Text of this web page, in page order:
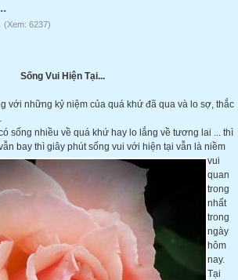
(Xem: 6237)
Sống Vui Hiện Tại...
với những kỷ niệm của quá khứ đã qua và lo sợ, thắc
sống nhiều về quá khứ hay lo lắng về tương lai ... thì
bay thì giây phút sống vui với hiện tại vẫn là niềm
vui
quan
trong
nhất
trong
ngày
hôm
nay.
Tại